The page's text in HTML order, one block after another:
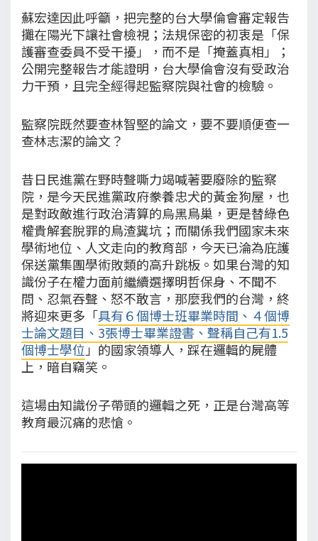
蘇宏達因此呼籲，把完整的台大學倫會審定報告
攤在陽光下讓社會檢視；法規保密的初衷是「保
護審查委員不受干擾」，而不是「掩蓋真相」；
公開完整報告才能證明，台大學倫會沒有受政治
力干預，且完全經得起監察院與社會的檢驗。
監察院既然要查林智堅的論文，要不要順便查一
查林志潔的論文？
昔日民進黨在野時聲嘶力竭喊著要廢除的監察
院，是今天民進黨政府豢養忠犬的黃金狗屋，也
是對政敵進行政治清算的烏黑鳥巢，更是替綠色
權貴解套脫罪的鳥渣糞坑；而關係我們國家未來
學術地位、人文走向的教育部，今天已淪為庇護
保送黨集團學術敗類的高升跳板。如果台灣的知
識份子在權力面前繼續選擇明哲保身、不聞不
問、忍氣吞聲、怒不敢言，那麼我們的台灣，終
將迎來更多「具有６個博士班畢業時間、４個博
士論文題目、3張博士畢業證書、聲稱自己有1.5
個博士學位」的國家領導人，踩在邏輯的屍體
上，暗自竊笑。
這場由知識份子帶頭的邏輯之死，正是台灣高等
教育最沉痛的悲愴。